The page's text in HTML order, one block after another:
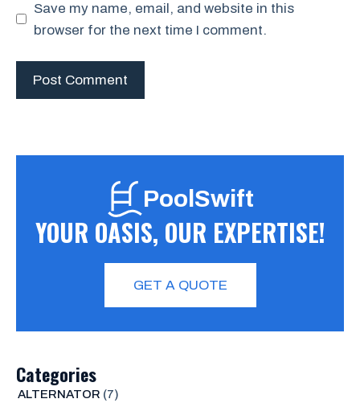
Save my name, email, and website in this
browser for the next time I comment.
PoolSwift
YOUR OASIS, OUR EXPERTISE!
GET A QUOTE
Categories
ALTERNATOR (7)